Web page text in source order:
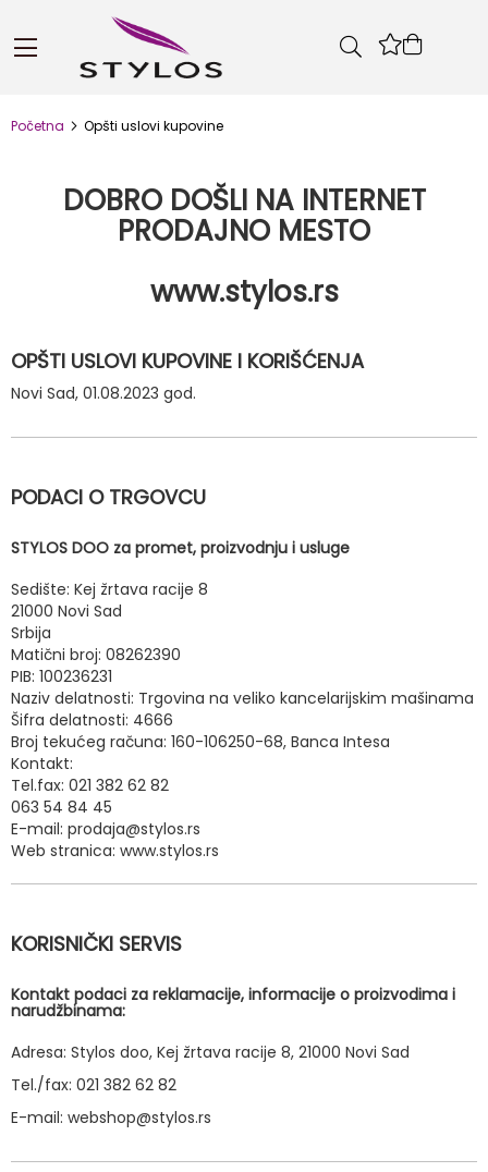
Skip
Početna Opšti uslovi kupovine
DOBRO DOŠLI NA INTERNET
PRODAJNO MESTO
www.stylos.rs
OPŠTI USLOVI KUPOVINE I KORIŠĆENJA
Novi Sad, 01.08.2023 god.
PODACI O TRGOVCU
STYLOS DOO za promet, proizvodnju i usluge
Sedište: Kej žrtava racije 8
21000 Novi Sad
Srbija
Matični broj: 08262390
PIB: 100236231
Naziv delatnosti: Trgovina na veliko kancelarijskim mašinama
Šifra delatnosti: 4666
Broj tekućeg računa: 160-106250-68, Banca Intesa
Kontakt:
Tel.fax: 021 382 62 82
063 54 84 45
E-mail: prodaja@stylos.rs
Web stranica: www.stylos.rs
KORISNIČKI SERVIS
Kontakt podaci za reklamacije, informacije o proizvodima i
narudžbinama:
Adresa: Stylos doo, Kej žrtava racije 8, 21000 Novi Sad
Tel./fax: 021 382 62 82
E-mail: webshop@stylos.rs